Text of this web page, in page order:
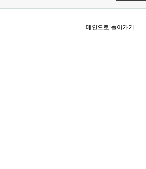
메인으로 돌아가기